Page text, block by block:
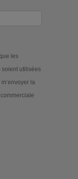
les
soient utilisées
la